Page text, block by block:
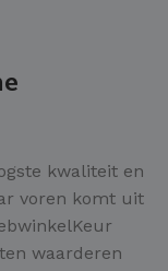
kwaliteit en
voren komt uit
waarderen